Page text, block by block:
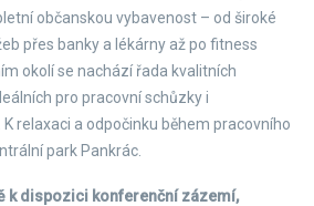
občanskou vybavenost – od široké
přes banky a lékárny až po fitness
okolí se nachází řada kvalitních
pro pracovní schůzky i
relaxaci a odpočinku během pracovního
park Pankrác.
k dispozici konferenční zázemí,